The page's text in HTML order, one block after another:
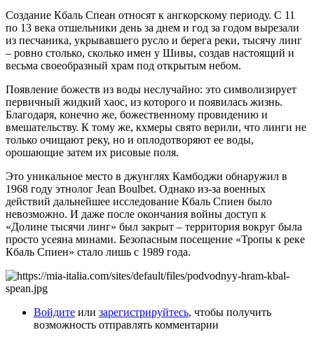
Создание Кбаль Спеан относят к ангкорскому периоду. С 11
по 13 века отшельники день за днем и год за годом вырезали
из песчаника, укрывавшего русло и берега реки, тысячу линг
– ровно столько, сколько имен у Шивы, создав настоящий и
весьма своеобразный храм под открытым небом.
Появление божеств из воды неслучайно: это символизирует
первичный жидкий хаос, из которого и появилась жизнь.
Благодаря, конечно же, божественному провидению и
вмешательству. К тому же, кхмеры свято верили, что линги не
только очищают реку, но и оплодотворяют ее воды,
орошающие затем их рисовые поля.
Это уникальное место в джунглях Камбоджи обнаружил в
1968 году этнолог Jean Boulbet. Однако из-за военных
действий дальнейшее исследование Кбаль Спиен было
невозможно. И даже после окончания войны доступ к
«Долине тысячи линг» был закрыт – территория вокруг была
просто усеяна минами. Безопасным посещение «Тропы к реке
Кбаль Спиен» стало лишь с 1989 года.
Войдите или зарегистрируйтесь, чтобы получить
возможность отправлять комментарии